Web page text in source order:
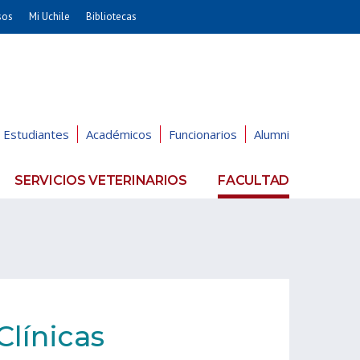
Cs. Sociales
Economía y Negocios
Mi Uchile Bibliotecas
Estudiantes Académicos Funcionarios Alumni
SERVICIOS VETERINARIOS FACULTAD